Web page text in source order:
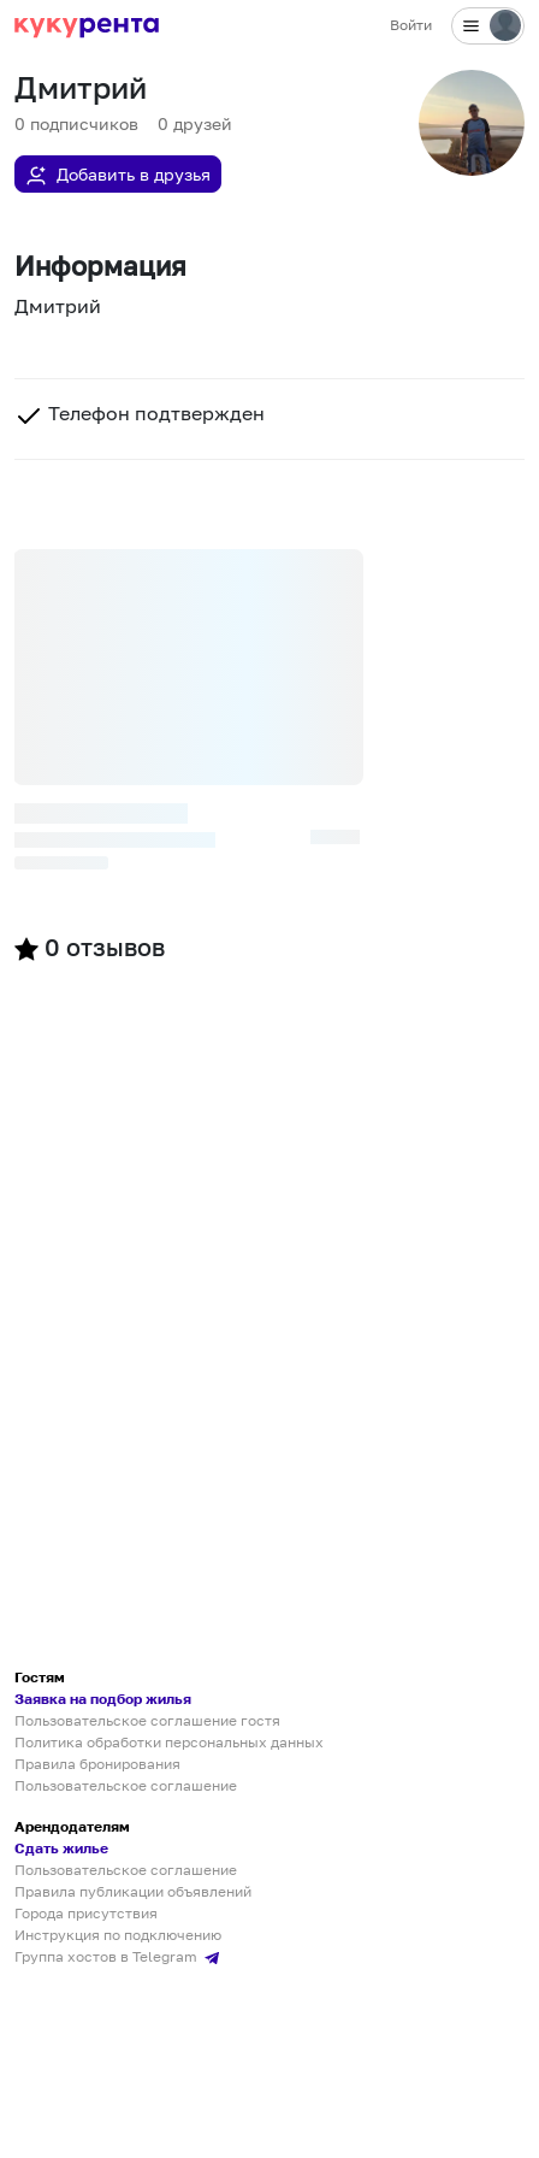
Войти
Дмитрий
0 подписчиков 0 друзей
Добавить в друзья
Информация
Дмитрий
Телефон подтвержден
0 отзывов
Гостям
Заявка на подбор жилья
Пользовательское соглашение гостя
Политика обработки персональных данных
Правила бронирования
Пользовательское соглашение
Арендодателям
Сдать жилье
Пользовательское соглашение
Правила публикации объявлений
Города присутствия
Инструкция по подключению
Группа хостов в Telegram